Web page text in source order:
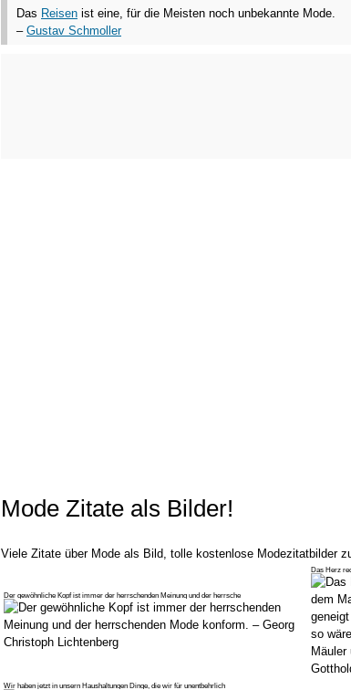
Das Reisen ist eine, für die Meisten noch unbekannte Mode.
– Gustav Schmoller
Mode Zitate als Bilder!
Viele Zitate über Mode als Bild, tolle kostenlose Modezitatbilder
Der gewöhnliche Kopf ist immer der herrschenden Meinung und der herrsche
Das Herz
g
Wir haben jetzt in unsern Haushaltungen Dinge, die wir für unentbehrlich